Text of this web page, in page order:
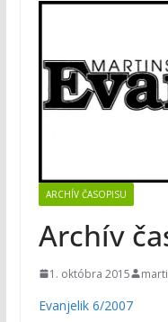
ARCHÍV ČASOPISU
Archív
1. októbra 2015
Evanjelik 6/2007